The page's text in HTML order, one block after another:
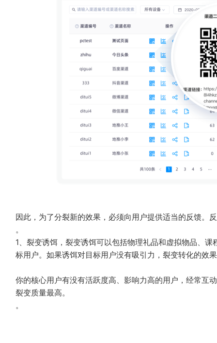
因此，为了分裂新的效果，必须向用户提供适当的反馈。
。
1、裂变诱饵，裂变诱饵可以包括物理礼品和虚拟物品、
标用户。如果诱饵对目标用户没有吸引力，裂变转化的效
你的核心用户有没有活跃度高、影响力高的用户，经常互
裂变质量最高。
。